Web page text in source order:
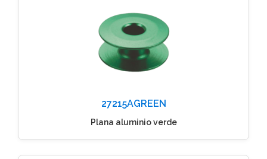
27215AGREEN
Plana aluminio verde